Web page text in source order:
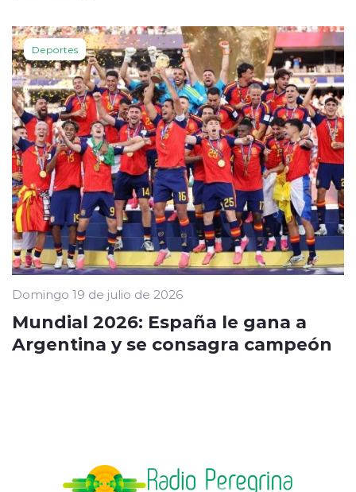
Deportes
Domingo 19 de julio de 2026
Mundial 2026: España le gana a
Argentina y se consagra campeón